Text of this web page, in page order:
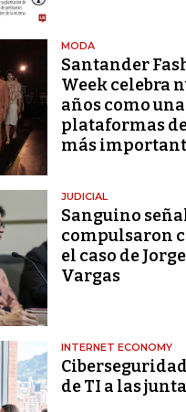
MODA
Santander
Week celebra
años como
plataformas
más
JUDICIAL
Sanguino
compulsaron
el caso de
Vargas
INTERNET ECONOMY
de TI a las